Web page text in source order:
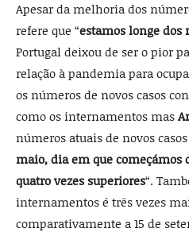
Apesar da melhoria dos
refere que “estamos longe dos
Portugal deixou de ser o pior
relação à pandemia para
os números de novos casos
como os internamentos mas
números atuais de novos casos
maio, dia em que começámos
quatro vezes superiores“.
internamentos é três vezes
comparativamente a 15 de